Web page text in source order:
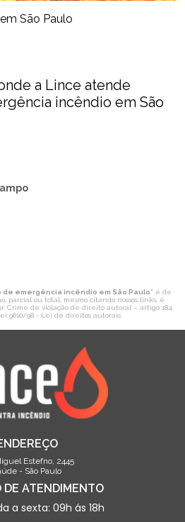
São Paulo
a Lince atende
incêndio em São
de emergência incêndio em São Paulo" é de
parcial ou total, mesmo citando nossos links, é
Crime de violação de direito autoral – artigo 184
9610/98 - Lei de direitos autorais.
Estefno, 2445
- São Paulo
DE ATENDIMENTO
a sexta: 09h ás 18h